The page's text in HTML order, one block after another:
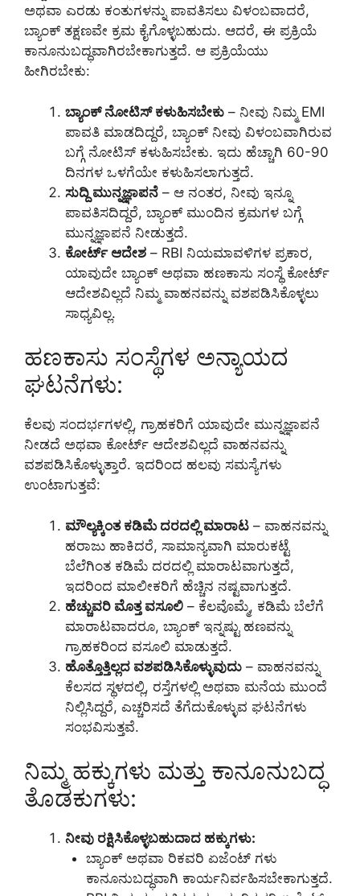
ಅಥವಾ ಎರಡು ಕಂತುಗಳನ್ನು ಪಾವತಿಸಲು ವಿಳಂಬವಾದರೆ,
ಬ್ಯಾಂಕ್ ತಕ್ಷಣವೇ ಕ್ರಮ ಕೈಗೊಳ್ಳಬಹುದು. ಆದರೆ, ಈ ಪ್ರಕ್ರಿಯೆ
ಕಾನೂನುಬದ್ಧವಾಗಿರಬೇಕಾಗುತ್ತದೆ. ಆ ಪ್ರಕ್ರಿಯೆಯು
ಹೀಗಿರಬೇಕು:
ಬ್ಯಾಂಕ್ ನೋಟಿಸ್ ಕಳುಹಿಸಬೇಕು – ನೀವು ನಿಮ್ಮ EMI
ಪಾವತಿ ಮಾಡದಿದ್ದರೆ, ಬ್ಯಾಂಕ್ ನೀವು ವಿಳಂಬವಾಗಿರುವ
ಬಗ್ಗೆ ನೋಟಿಸ್ ಕಳುಹಿಸಬೇಕು. ಇದು ಹೆಚ್ಚಾಗಿ 60-90
ದಿನಗಳ ಒಳಗೆಯೇ ಕಳುಹಿಸಲಾಗುತ್ತದೆ.
ಸುದ್ದಿ ಮುನ್ನಜ್ಞಾಪನೆ – ಆ ನಂತರ, ನೀವು ಇನ್ನೂ
ಪಾವತಿಸದಿದ್ದರೆ, ಬ್ಯಾಂಕ್ ಮುಂದಿನ ಕ್ರಮಗಳ ಬಗ್ಗೆ
ಮುನ್ನಜ್ಞಾಪನೆ ನೀಡುತ್ತದೆ.
ಕೋರ್ಟ್ ಆದೇಶ – RBI ನಿಯಮಾವಳಿಗಳ ಪ್ರಕಾರ,
ಯಾವುದೇ ಬ್ಯಾಂಕ್ ಅಥವಾ ಹಣಕಾಸು ಸಂಸ್ಥೆ ಕೋರ್ಟ್
ಆದೇಶವಿಲ್ಲದೆ ನಿಮ್ಮ ವಾಹನವನ್ನು ವಶಪಡಿಸಿಕೊಳ್ಳಲು
ಸಾಧ್ಯವಿಲ್ಲ.
ಹಣಕಾಸು ಸಂಸ್ಥೆಗಳ ಅನ್ಯಾಯದ
ಘಟನೆಗಳು:
ಕೆಲವು ಸಂದರ್ಭಗಳಲ್ಲಿ, ಗ್ರಾಹಕರಿಗೆ ಯಾವುದೇ ಮುನ್ನಜ್ಞಾಪನೆ
ನೀಡದೆ ಅಥವಾ ಕೋರ್ಟ್ ಆದೇಶವಿಲ್ಲದೆ ವಾಹನವನ್ನು
ವಶಪಡಿಸಿಕೊಳ್ಳುತ್ತಾರೆ. ಇದರಿಂದ ಹಲವು ಸಮಸ್ಯೆಗಳು
ಉಂಟಾಗುತ್ತವೆ:
ಮೌಲ್ಯಕ್ಕಿಂತ ಕಡಿಮೆ ದರದಲ್ಲಿ ಮಾರಾಟ – ವಾಹನವನ್ನು
ಹರಾಜು ಹಾಕಿದರೆ, ಸಾಮಾನ್ಯವಾಗಿ ಮಾರುಕಟ್ಟೆ
ಬೆಲೆಗಿಂತ ಕಡಿಮೆ ದರದಲ್ಲಿ ಮಾರಾಟವಾಗುತ್ತದೆ,
ಇದರಿಂದ ಮಾಲೀಕರಿಗೆ ಹೆಚ್ಚಿನ ನಷ್ಟವಾಗುತ್ತದೆ.
ಹೆಚ್ಚುವರಿ ಮೊತ್ತ ವಸೂಲಿ – ಕೆಲವೊಮ್ಮೆ, ಕಡಿಮೆ ಬೆಲೆಗೆ
ಮಾರಾಟವಾದರೂ, ಬ್ಯಾಂಕ್ ಇನ್ನಷ್ಟು ಹಣವನ್ನು
ಗ್ರಾಹಕರಿಂದ ವಸೂಲಿ ಮಾಡುತ್ತದೆ.
ಹೊತ್ತೊತ್ತಿಲ್ಲದ ವಶಪಡಿಸಿಕೊಳ್ಳುವುದು – ವಾಹನವನ್ನು
ಕೆಲಸದ ಸ್ಥಳದಲ್ಲಿ, ರಸ್ತೆಗಳಲ್ಲಿ ಅಥವಾ ಮನೆಯ ಮುಂದೆ
ನಿಲ್ಲಿಸಿದ್ದರೆ, ಎಚ್ಚರಿಸದೆ ತೆಗೆದುಕೊಳ್ಳುವ ಘಟನೆಗಳು
ಸಂಭವಿಸುತ್ತವೆ.
ನಿಮ್ಮ ಹಕ್ಕುಗಳು ಮತ್ತು ಕಾನೂನುಬದ್ಧ
ತೊಡಕುಗಳು:
ನೀವು ರಕ್ಷಿಸಿಕೊಳ್ಳಬಹುದಾದ ಹಕ್ಕುಗಳು:
ಬ್ಯಾಂಕ್ ಅಥವಾ ರಿಕವರಿ ಏಜೆಂಟ್ ಗಳು
ಕಾನೂನುಬದ್ಧವಾಗಿ ಕಾರ್ಯನಿರ್ವಹಿಸಬೇಕಾಗುತ್ತದೆ.